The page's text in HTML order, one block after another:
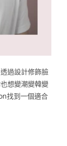
過設計修飾臉
想變潮變韓變
找到一個適合